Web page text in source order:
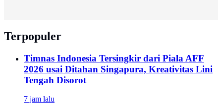
Terpopuler
Timnas Indonesia Tersingkir dari Piala AFF
2026 usai Ditahan Singapura, Kreativitas Lini
Tengah Disorot
7 jam lalu